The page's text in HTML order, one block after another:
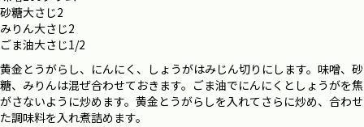
砂糖大さじ2
みりん大さじ2
ごま油大さじ1/2
黄金とうがらし、にんにく、しょうがはみじん切りにします。味噌、砂
糖、みりんは混ぜ合わせておきます。ごま油でにんにくとしょうがを焦
がさないように炒めます。黄金とうがらしを入れてさらに炒め、合わせ
た調味料を入れ煮詰めます。